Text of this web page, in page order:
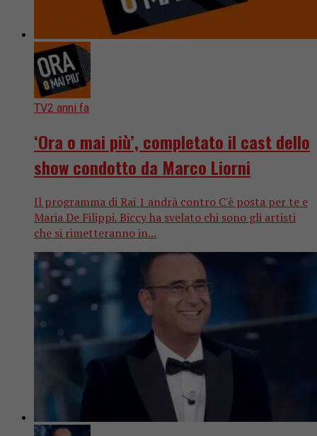
TV2 anni fa
‘Ora o mai più’, completato il cast dello
show condotto da Marco Liorni
Il programma di Rai 1 andrà contro C'è posta per te e
Maria De Filippi. Biccy ha svelato chi sono gli artisti
che si rimetteranno in...